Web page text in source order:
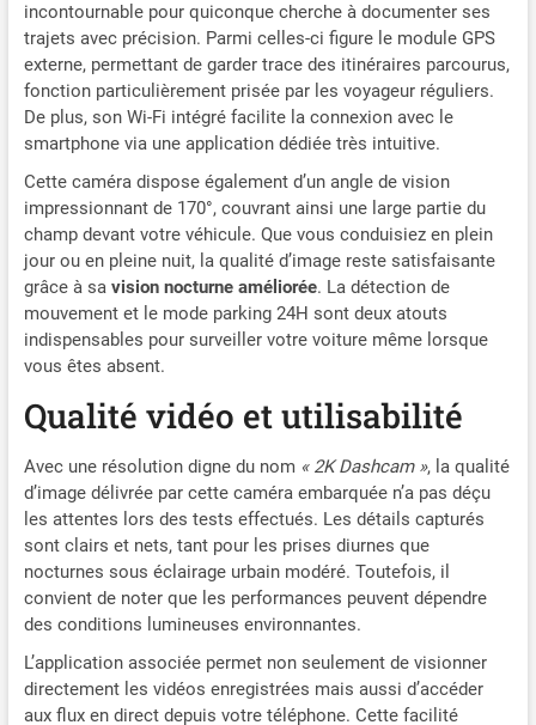
dashcam ou votre
smartphone ; Effectuez des
mises à jour OTA via
l’application Avylet,
téléchargez et partagez
instantanément vidéos et
photos sur les réseaux
sociaux ou applications de
messagerie ; REMARQUE :
veuillez télécharger la
dernière version de
GPS Externe (Optionnel) :
Compatible avec un module
permettant d’enregistrer la
position (latitude et
vitesse et l’heure dans vos
vidéos ; ces données
peuvent être facilement
consultées sur PC,
simplifiant la fourniture de
preuves essentielles pour
les réclamations
d’assurance (le module GPS
n’est pas inclus ; pour
afficher les données GPS
incontournable pour quiconque cherche à documenter ses
trajets avec précision. Parmi celles-ci figure le module GPS
externe, permettant de garder trace des itinéraires parcourus,
fonction particulièrement prisée par les voyageur réguliers.
De plus, son Wi-Fi intégré facilite la connexion avec le
smartphone via une application dédiée très intuitive.
Cette caméra dispose également d’un angle de vision
impressionnant de 170°, couvrant ainsi une large partie du
champ devant votre véhicule. Que vous conduisiez en plein
jour ou en pleine nuit, la qualité d’image reste satisfaisante
grâce à sa vision nocturne améliorée. La détection de
mouvement et le mode parking 24H sont deux atouts
indispensables pour surveiller votre voiture même lorsque
vous êtes absent.
Qualité vidéo et utilisabilité
Avec une résolution digne du nom « 2K Dashcam », la qualité
d’image délivrée par cette caméra embarquée n’a pas déçu
les attentes lors des tests effectués. Les détails capturés
sont clairs et nets, tant pour les prises diurnes que
nocturnes sous éclairage urbain modéré. Toutefois, il
convient de noter que les performances peuvent dépendre
des conditions lumineuses environnantes.
L’application associée permet non seulement de visionner
directement les vidéos enregistrées mais aussi d’accéder
aux flux en direct depuis votre téléphone. Cette facilité